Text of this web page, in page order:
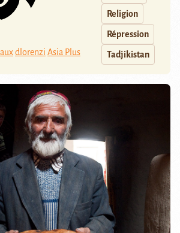
dlorenzi Asia Plus
Religion
Répression
Tadjikistan